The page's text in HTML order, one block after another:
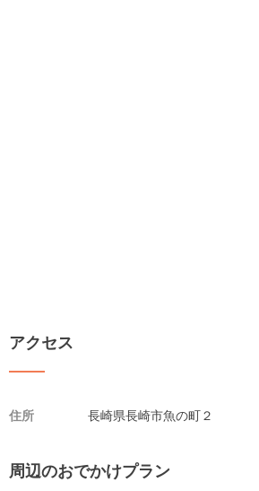
アクセス
住所 長崎県長崎市魚の町２
周辺のおでかけプラン